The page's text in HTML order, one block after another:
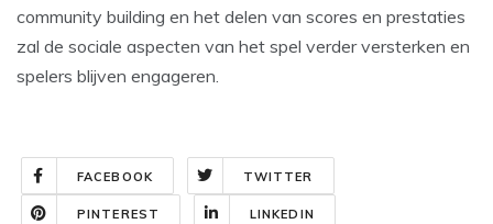
community building en het delen van scores en prestaties
zal de sociale aspecten van het spel verder versterken en
spelers blijven engageren.
FACEBOOK TWITTER
PINTEREST LINKEDIN